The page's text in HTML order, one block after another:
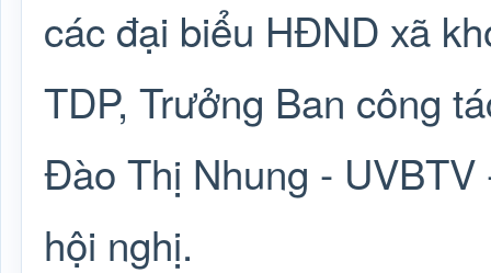
các đại biểu HĐND xã
TDP, Trưởng Ban công
Đào Thị Nhung -
hội nghị.